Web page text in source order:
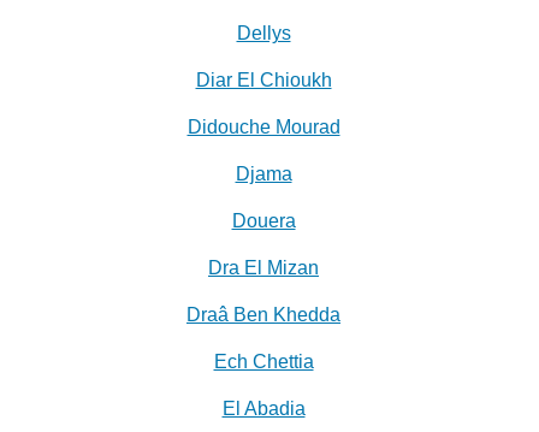
Dellys
Diar El Chioukh
Didouche Mourad
Djama
Douera
Dra El Mizan
Draâ Ben Khedda
Ech Chettia
El Abadia